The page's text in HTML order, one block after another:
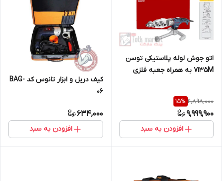
اتو جوش لوله پلاستیکی توسن
7135M به همراه جعبه فلزی
11,898,000
15%
9,999,900
افزودن به سبد
کیف دریل و ابزار تانوس کد BAG-
06
634,000
افزودن به سبد